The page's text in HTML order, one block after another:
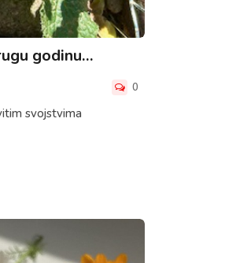
godinu…
0
svojstvima